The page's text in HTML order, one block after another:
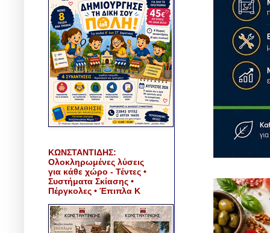
ΚΩΝΣΤΑΝΤΙΔΗΣ:
Ολοκληρωμένες λύσεις
για κάθε χώρο - Τέντες •
Συστήματα Σκίασης •
Πέργκολες • Έπιπλα Κ